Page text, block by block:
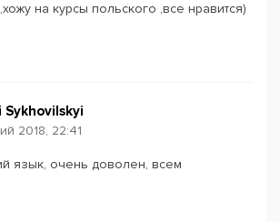
на курсы польского ,все нравится)
Sykhovilskyi
2018, 22:41
язык, очень доволен, всем